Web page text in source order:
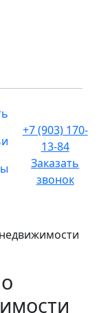
+7 (903) 170-
13-84
Заказать
звонок